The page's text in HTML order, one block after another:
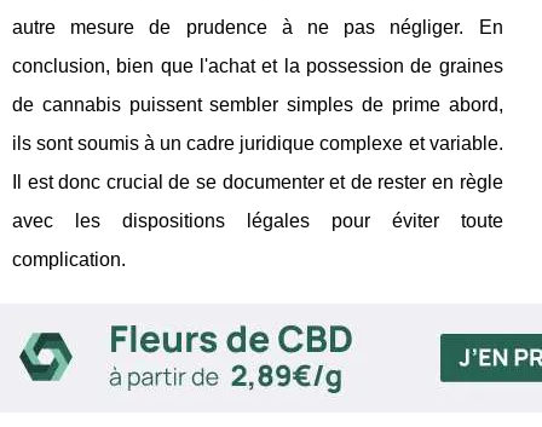
autre mesure de prudence à ne pas négliger. En
conclusion, bien que l'achat et la possession de graines
de cannabis puissent sembler simples de prime abord,
ils sont soumis à un cadre juridique complexe et variable.
Il est donc crucial de se documenter et de rester en règle
avec les dispositions légales pour éviter toute
complication.